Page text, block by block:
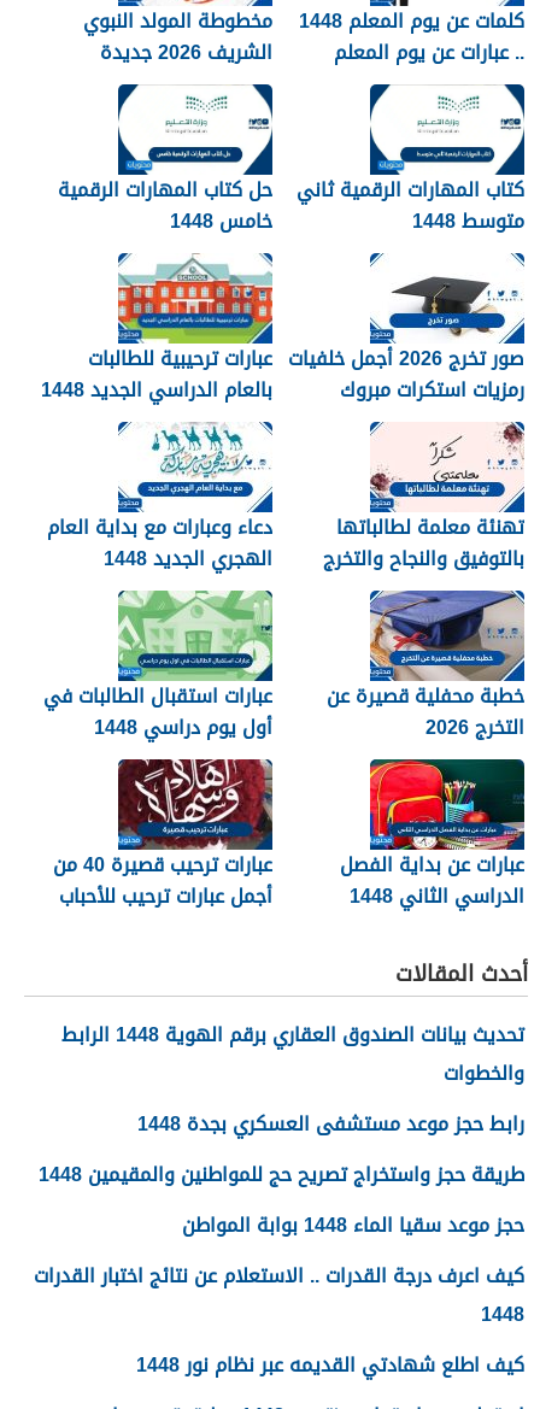
كلمات عن يوم المعلم 1448
.. عبارات عن يوم المعلم
مكتوبة 1448
مخطوطة المولد النبوي
الشريف 2026 جديدة
كتاب المهارات الرقمية ثاني
متوسط 1448
حل كتاب المهارات الرقمية
خامس 1448
صور تخرج 2026 أجمل خلفيات
رمزيات استكرات مبروك
التخرج 1448
عبارات ترحيبية للطالبات
بالعام الدراسي الجديد 1448
بالصور
تهنئة معلمة لطالباتها
بالتوفيق والنجاح والتخرج
2026
دعاء وعبارات مع بداية العام
الهجري الجديد 1448
خطبة محفلية قصيرة عن
التخرج 2026
عبارات استقبال الطالبات في
أول يوم دراسي 1448
عبارات عن بداية الفصل
الدراسي الثاني 1448
عبارات ترحيب قصيرة 40 من
أجمل عبارات ترحيب للأحباب
أحدث المقالات
تحديث بيانات الصندوق العقاري برقم الهوية 1448 الرابط
والخطوات
رابط حجز موعد مستشفى العسكري بجدة 1448
طريقة حجز واستخراج تصريح حج للمواطنين والمقيمين 1448
حجز موعد سقيا الماء 1448 بوابة المواطن
كيف اعرف درجة القدرات .. الاستعلام عن نتائج اختبار القدرات
1448
كيف اطلع شهادتي القديمه عبر نظام نور 1448